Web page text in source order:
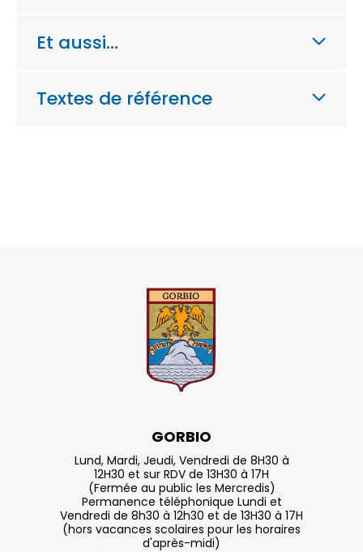
Et aussi…
Textes de référence
GORBIO
Lund, Mardi, Jeudi, Vendredi de 8H30 à
12H30 et sur RDV de 13H30 à 17H
(Fermée au public les Mercredis)
Permanence téléphonique Lundi et
Vendredi de 8h30 à 12h30 et de 13H30 à 17H
(hors vacances scolaires pour les horaires
d'après-midi)